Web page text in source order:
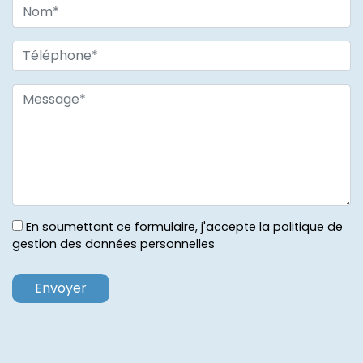
En soumettant ce formulaire, j'accepte la politique de
gestion des données personnelles